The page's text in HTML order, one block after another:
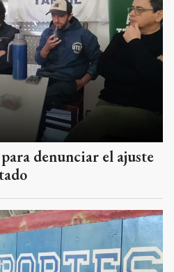
denunciar el ajuste